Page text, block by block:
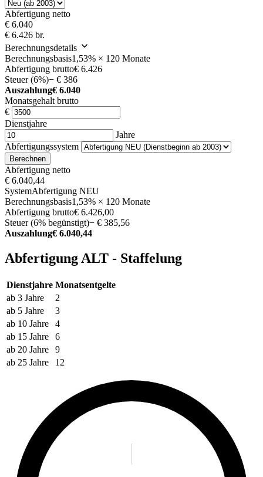
Abfertigung netto
€ 6.040
€ 6.426 br.
Berechnungsdetails
Berechnungsbasis1,53% × 120 Monate
Abfertigung brutto€ 6.426
Steuer (6%)− € 386
Auszahlung€ 6.040
Monatsgehalt brutto
€
Dienstjahre
Jahre
Abfertigungssystem
Berechnen
Abfertigung netto
€ 6.040,44
SystemAbfertigung NEU
Berechnungsbasis1,53% × 120 Monate
Abfertigung brutto€ 6.426,00
Steuer (6% begünstigt)− € 385,56
Auszahlung€ 6.040,44
Abfertigung ALT - Staffelung
Dienstjahre Monatsentgelte
ab 3 Jahre
2
ab 5 Jahre
3
ab 10 Jahre
4
ab 15 Jahre
6
ab 20 Jahre
9
ab 25 Jahre
12